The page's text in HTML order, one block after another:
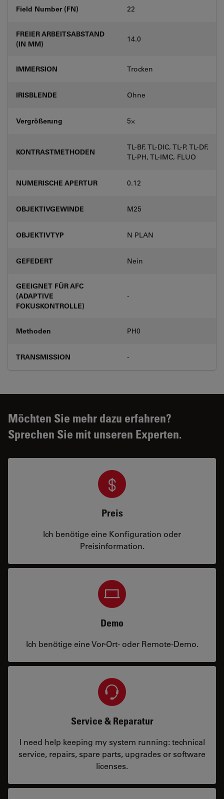
Field Number (FN) 22
FREIER ARBEITSABSTAND
(IN MM)
14.0
IMMERSION Trocken
IRISBLENDE Ohne
Vergrößerung 5⨉
KONTRASTMETHODEN
TL-BF, TL-DIC, TL-P, TL-DF,
TL-PH, TL-IMC, FLUO
NUMERISCHE APERTUR 0.12
OBJEKTIVGEWINDE M25
OBJEKTIVTYP N PLAN
GEFEDERT Nein
GEEIGNET FÜR AFC
(ADAPTIVE
FOKUSKONTROLLE)
-
Methoden PH0
TRANSMISSION -
Möchten Sie mehr dazu erfahren?
Sprechen Sie mit unseren Experten.
Preis
Ich benötige eine Konfiguration oder
Preisinformation.
Demo
Ich benötige eine Vor-Ort- oder Remote-Demo.
Service & Reparatur
I need help keeping my system running: technical
service, repairs, spare parts, upgrades or software
licenses.